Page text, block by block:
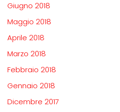
Giugno 2018
Maggio 2018
Aprile 2018
Marzo 2018
Febbraio 2018
Gennaio 2018
Dicembre 2017